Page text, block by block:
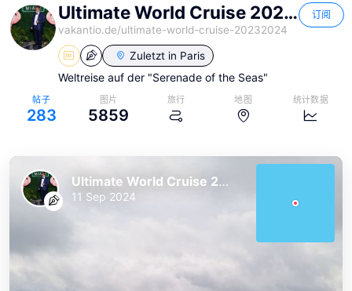
Ultimate World Cruise 2023/24
vakantio.de/ultimate-world-cruise-20232024
订阅
Zuletzt in Paris
Weltreise auf der "Serenade of the Seas"
帖子
283
图片
5859
旅行 地图 统计数据
Ultimate World Cruise 2023/24
11 Sep 2024